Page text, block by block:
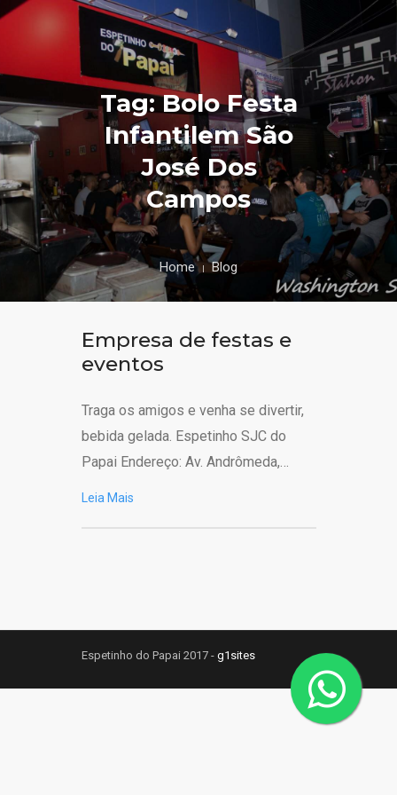
Tag: Bolo Festa
Infantilem São
José Dos
Campos
Home Blog
Empresa de festas e
eventos
Traga os amigos e venha se divertir,
bebida gelada. Espetinho SJC do
Papai Endereço: Av. Andrômeda,…
Leia Mais
Espetinho do Papai 2017 - g1sites